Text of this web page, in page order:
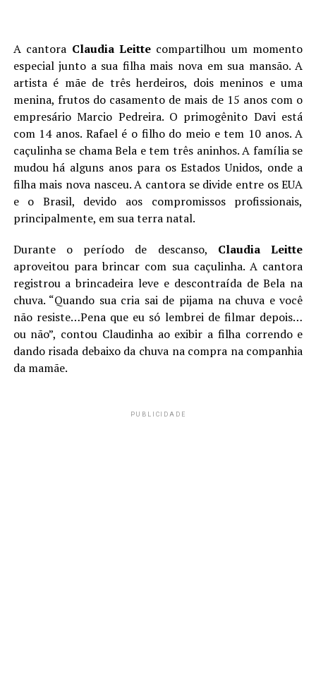
A cantora Claudia Leitte compartilhou um momento
especial junto a sua filha mais nova em sua mansão. A
artista é mãe de três herdeiros, dois meninos e uma
menina, frutos do casamento de mais de 15 anos com o
empresário Marcio Pedreira. O primogênito Davi está
com 14 anos. Rafael é o filho do meio e tem 10 anos. A
caçulinha se chama Bela e tem três aninhos. A família se
mudou há alguns anos para os Estados Unidos, onde a
filha mais nova nasceu. A cantora se divide entre os EUA
e o Brasil, devido aos compromissos profissionais,
principalmente, em sua terra natal.
Durante o período de descanso, Claudia Leitte
aproveitou para brincar com sua caçulinha. A cantora
registrou a brincadeira leve e descontraída de Bela na
chuva. “Quando sua cria sai de pijama na chuva e você
não resiste…Pena que eu só lembrei de filmar depois…
ou não”, contou Claudinha ao exibir a filha correndo e
dando risada debaixo da chuva na compra na companhia
da mamãe.
PUBLICIDADE